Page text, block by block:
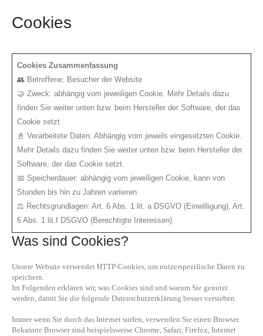
Cookies
Cookies Zusammenfassung
👥 Betroffene: Besucher der Website
🤝 Zweck: abhängig vom jeweiligen Cookie. Mehr Details dazu
finden Sie weiter unten bzw. beim Hersteller der Software, der das
Cookie setzt.
📓 Verarbeitete Daten: Abhängig vom jeweils eingesetzten Cookie.
Mehr Details dazu finden Sie weiter unten bzw. beim Hersteller der
Software, der das Cookie setzt.
📅 Speicherdauer: abhängig vom jeweiligen Cookie, kann von
Stunden bis hin zu Jahren variieren
⚖️ Rechtsgrundlagen: Art. 6 Abs. 1 lit. a DSGVO (Einwilligung), Art.
6 Abs. 1 lit.f DSGVO (Berechtigte Interessen)
Was sind Cookies?
Unsere Website verwendet HTTP-Cookies, um nutzerspezifische Daten zu
speichern.
Im Folgenden erklären wir, was Cookies sind und warum Sie genutzt
werden, damit Sie die folgende Datenschutzerklärung besser verstehen.
Immer wenn Sie durch das Internet surfen, verwenden Sie einen Browser.
Bekannte Browser sind beispielsweise Chrome, Safari, Firefox, Internet